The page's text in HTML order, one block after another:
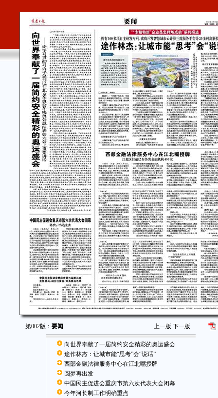
第002版： 要闻 上一版 下一版
向世界奉献了一届简约安全精彩的奥运盛会
途作林杰：让城市能“思考”会“说话”
西部金融法律服务中心在江北嘴授牌
圆梦再出发
中国民主促进会重庆市第六次代表大会闭幕
今年河长制工作明确重点